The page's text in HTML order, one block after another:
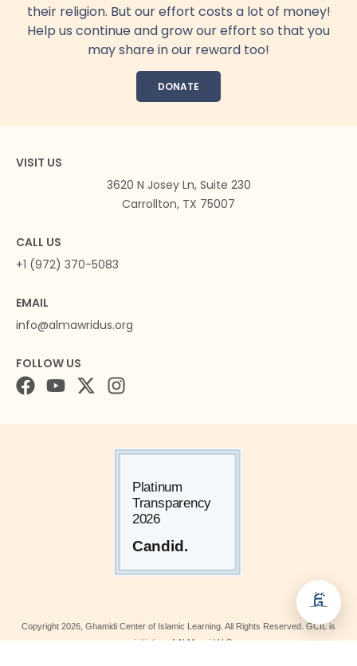
their religion. But our effort costs a lot of money!
Help us continue and grow our effort so that you
may share in our reward too!
DONATE
VISIT US
3620 N Josey Ln, Suite 230
Carrollton, TX 75007
CALL US
+1 (972) 370-5083
EMAIL
info@almawridus.org
FOLLOW US
Copyright 2026 , Ghamidi Center of Islamic Learning. All Rights Reserved. GCIL is
an initiative of Al-Mawrid U.S.